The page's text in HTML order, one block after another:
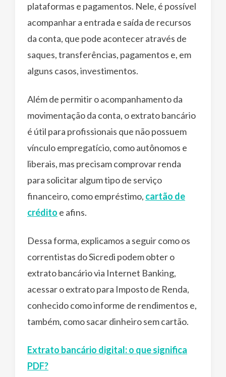
plataformas e pagamentos. Nele, é possível
acompanhar a entrada e saída de recursos
da conta, que pode acontecer através de
saques, transferências, pagamentos e, em
alguns casos, investimentos.
Além de permitir o acompanhamento da
movimentação da conta, o extrato bancário
é útil para profissionais que não possuem
vínculo empregatício, como autônomos e
liberais, mas precisam comprovar renda
para solicitar algum tipo de serviço
financeiro, como empréstimo, cartão de
crédito e afins.
Dessa forma, explicamos a seguir como os
correntistas do Sicredi podem obter o
extrato bancário via Internet Banking,
acessar o extrato para Imposto de Renda,
conhecido como informe de rendimentos e,
também, como sacar dinheiro sem cartão.
Extrato bancário digital: o que significa
PDF?